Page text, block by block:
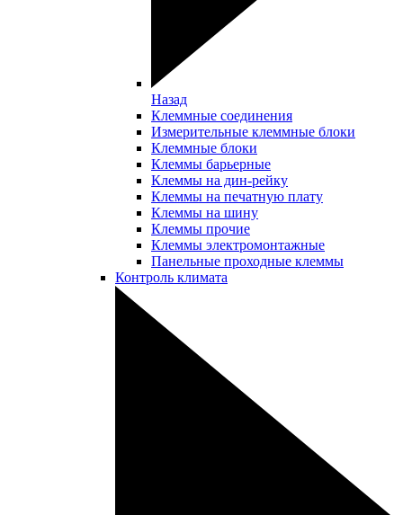
Назад
Клеммные соединения
Измерительные клеммные блоки
Клеммные блоки
Клеммы барьерные
Клеммы на дин-рейку
Клеммы на печатную плату
Клеммы на шину
Клеммы прочие
Клеммы электромонтажные
Панельные проходные клеммы
Контроль климата